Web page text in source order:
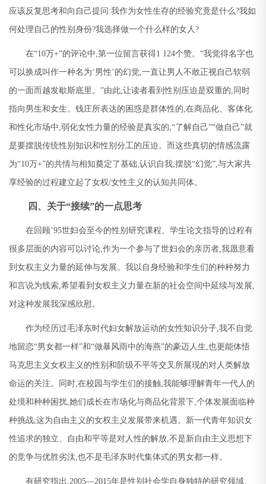
应该反复思考和向自己提问 :我作为女性生存的经验究竟是什么?我如
何处理自己的性别身份?我选择做一个什么样的女人?
在“10万+”的评论中 ,第一位留言获得1 124个赞。 “我觉得名字也
可以换成叫作一种名为‘男性’的幻觉,一直让男人不敢正视自己软弱
的一面而越发歇斯底里。 ”由此,让读者看到性别压迫是双重的, 同时
指向男生和女生。钱庄所表达的困惑是群体性的,在商品化、客体化
和性化市场中 ,弱化女性力量的经验是真实的,“了解自己”“做自己”就
是要摆脱传统性别知识和性别分工的压迫。而这些真切的情感流露
为“10万+”的共情与相知奠定了基础,认识自我,摆脱“幻觉”,与大家共
享经验的过程建立起了女权/女性主义的认知共同体。
四、关于“接续”的一点思考
在回顾’95世妇会至今的性别研究课程、学生论文指导的过程有
很多层面的内容可以讨论,作为一个参与了世妇会的亲历者,我愿意看
到女权主义力量的延伸与发展。我以自身经验和学生们的种种努力
和言说为线索,希望看到女权主义力量在新的社会空间中延续与发展,
对这种发展我深感欣慰。
作为经历过毛泽东时代妇女解放运动的女性知识分子,我不自觉
地留恋“男女都一样”和“做暴风雨中的海燕”的豪迈人生,也更能体悟
马克思主义女权主义的性别和阶级不平等交叉所展现的对人类解放
命运的关注。同时,在校园与学生们的接触,我能够理解青年一代人的
处境和种种困扰,她们成长在市场化与商品化背景下,个体发展面临种
种挑战,这为自由主义的女权主义发展带来机遇。新一代青年知识女
性追求的独立、自由和平等是对人性的解放,不是新自由主义思想下
的竞争与优胜劣汰,也不是毛泽东时代集体式的男女都一样。
有研究指出 ,2005—2015年是性别社会学自身独特的研究领域、